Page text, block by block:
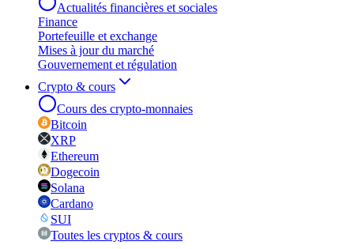
Actualités financières et sociales
Finance
Portefeuille et exchange
Mises à jour du marché
Gouvernement et régulation
Crypto & cours
Cours des crypto-monnaies
Bitcoin
XRP
Ethereum
Dogecoin
Solana
Cardano
SUI
Toutes les cryptos & cours